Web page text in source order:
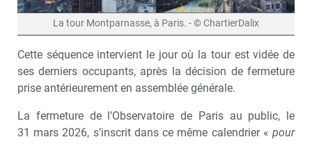
La tour Montparnasse, à Paris. - © ChartierDalix
Cette séquence intervient le jour où la tour est vidée de
ses derniers occupants, après la décision de fermeture
prise antérieurement en assemblée générale.
La fermeture de l’Observatoire de Paris au public, le
31 mars 2026, s’inscrit dans ce même calendrier « pour